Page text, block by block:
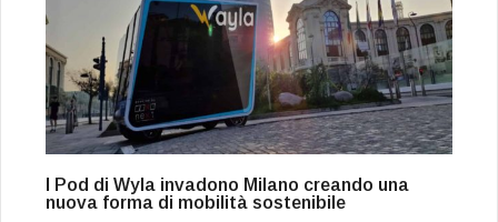
I Pod di Wyla invadono Milano creando una
nuova forma di mobilità sostenibile